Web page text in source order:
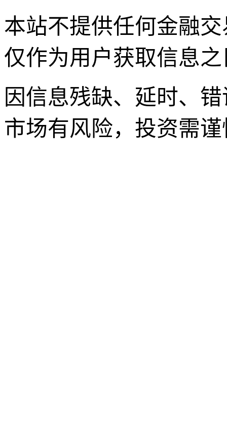
本站不提供任何金融
仅作为用户获取信息
因信息残缺、延时、
市场有风险，投资需